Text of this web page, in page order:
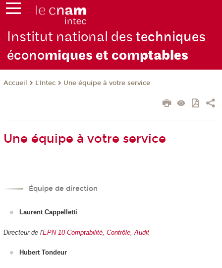
Institut national destechniques
économiques et comptables
Accueil L'Intec Une équipe à votre service
Une équipe à votre service
Équipe de direction
Laurent Cappelletti
Directeur de l'EPN 10 Comptabilité, Contrôle, Audit
Hubert Tondeur